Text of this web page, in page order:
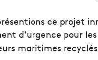
ce projet
d’urgence pour
maritimes